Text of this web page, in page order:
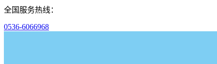
全国服务热线：
0536-6066968